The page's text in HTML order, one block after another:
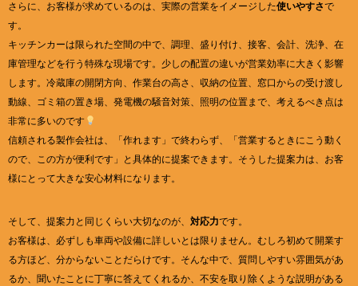
さらに、お客様が求めているのは、実際の営業をイメージした使いやすさで
す。
キッチンカーは限られた空間の中で、調理、盛り付け、接客、会計、洗浄、在
庫管理などを行う特殊な現場です。少しの配置の違いが営業効率に大きく影響
します。冷蔵庫の開閉方向、作業台の高さ、収納の位置、窓口からの受け渡し
動線、ゴミ箱の置き場、発電機の騒音対策、照明の位置まで、考えるべき点は
非常に多いのです
信頼される製作会社は、「作れます」で終わらず、「営業するときにこう動く
ので、この方が便利です」と具体的に提案できます。そうした提案力は、お客
様にとって大きな安心材料になります。
そして、提案力と同じくらい大切なのが、 対応力です。
お客様は、必ずしも車両や設備に詳しいとは限りません。むしろ初めて開業す
る方ほど、分からないことだらけです。そんな中で、質問しやすい雰囲気があ
るか、聞いたことに丁寧に答えてくれるか、不安を取り除くような説明がある